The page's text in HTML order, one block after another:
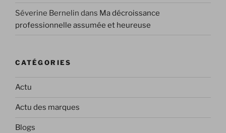
Séverine Bernelin dans Ma décroissance
professionnelle assumée et heureuse
CATÉGORIES
Actu
Actu des marques
Blogs